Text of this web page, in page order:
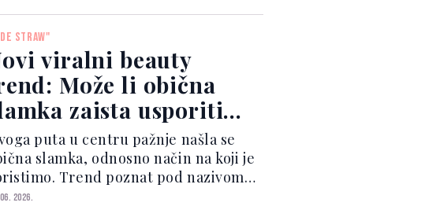
vodi uređenim stazama koje
kroz tunele, gal...
STRAW"
viralni beauty
Može li obična
zaista usporiti
puta u centru pažnje našla se
slamka, odnosno način na koji je
Trend poznat pod nazivom
straw" podrazumijeva ispijanje
2026.